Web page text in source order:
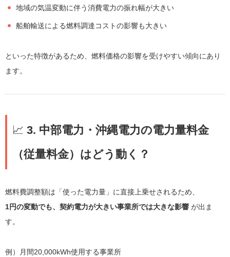
地域の気温変動に伴う消費電力の振れ幅が大きい
船舶輸送による燃料調達コストの影響も大きい
といった特徴があるため、燃料価格の影響を受けやすい傾向にあり
ます。
📈 3. 中部電力・沖縄電力の電力量料金
（従量料金）はどう動く？
燃料費調整額は「使った電力量」に直接上乗せされるため、
1円の変動でも、契約電力が大きい事業所では大きな影響 が出ま
す。
例）月間20,000kWh使用する事業所